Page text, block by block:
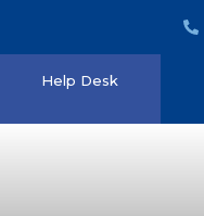
Help Desk